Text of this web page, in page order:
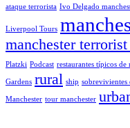
ataque terrorista Ivo Delgado
Liverpool Tours
manchester
Platzki Podcast restaurantes típicos de
Gardens rural ship sobrevivientes
Manchester tour manchester